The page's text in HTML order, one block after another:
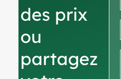
des prix
ou
partagez